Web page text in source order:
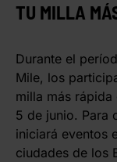
TU MILLA
Durante el
Mile, los
milla más rápida
5 de junio. Para
iniciará eventos
ciudades de los